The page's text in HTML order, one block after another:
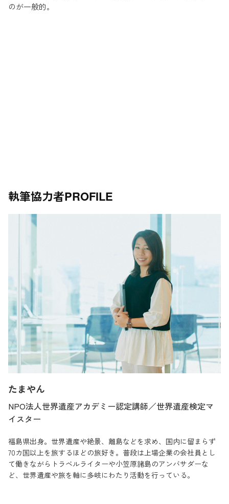
のが一般的。
執筆協力者PROFILE
たまやん
NPO法人世界遺産アカデミー認定講師／世界遺産検定マ
イスター
福島県出身。世界遺産や絶景、離島などを求め、国内に留まらず
70カ国以上を旅するほどの旅好き。普段は上場企業の会社員とし
て働きながらトラベルライターや小笠原諸島のアンバサダーな
ど、世界遺産や旅を軸に多岐にわたり活動を行っている。